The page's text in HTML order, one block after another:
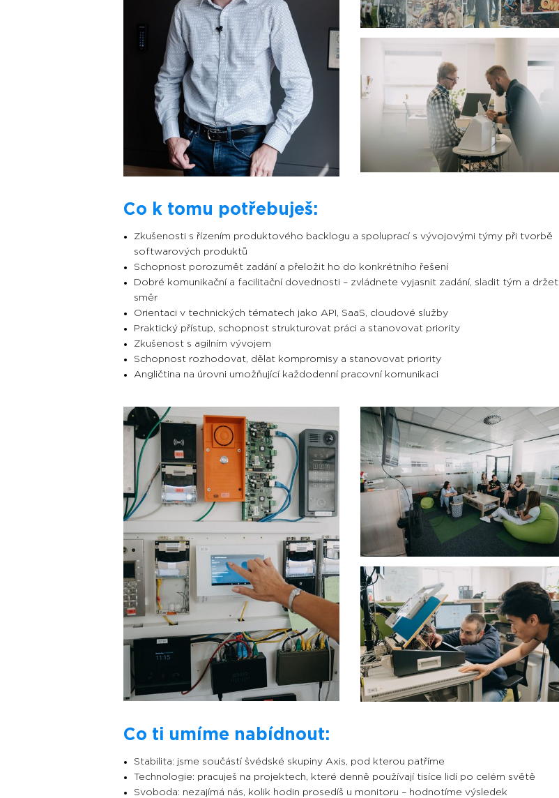
Co k tomu potřebuješ:
Zkušenosti s řízením produktového backlogu a spoluprací s vývojovými týmy při tvorbě
softwarových produktů
Schopnost porozumět zadání a přeložit ho do konkrétního řešení
Dobré komunikační a facilitační dovednosti – zvládnete vyjasnit zadání, sladit tým a držet
směr
Orientaci v technických tématech jako API, SaaS, cloudové služby
Praktický přístup, schopnost strukturovat práci a stanovovat priority
Zkušenost s agilním vývojem
Schopnost rozhodovat, dělat kompromisy a stanovovat priority
Angličtina na úrovni umožňující každodenní pracovní komunikaci
Co ti umíme nabídnout:
Stabilita: jsme součástí švédské skupiny Axis, pod kterou patříme
Technologie: pracuješ na projektech, které denně používají tisíce lidí po celém světě
Svoboda: nezajímá nás, kolik hodin prosedíš u monitoru – hodnotíme výsledek